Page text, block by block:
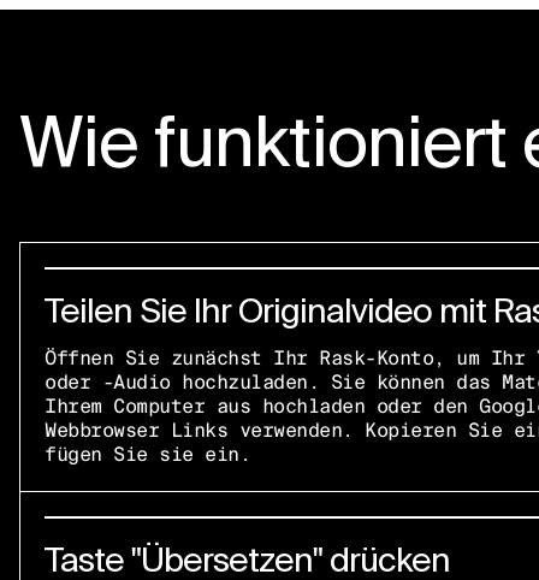
Wie funktioniert
Teilen Sie Ihr Originalvideo mit
Öffnen Sie zunächst Ihr Rask-Konto, um Ihr
oder -Audio hochzuladen. Sie können das
Ihrem Computer aus hochladen oder den
Webbrowser Links verwenden. Kopieren Sie
fügen Sie sie ein.
Taste "Übersetzen" drücken